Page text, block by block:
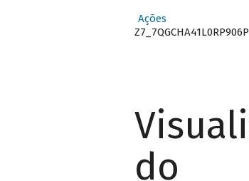
Ações
do